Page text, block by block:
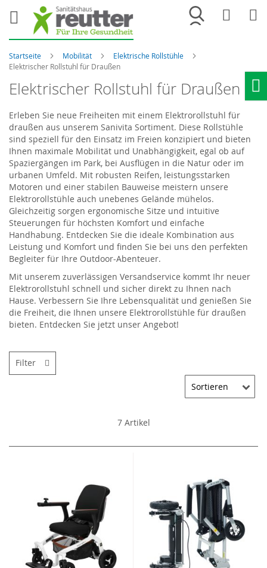
Merkliste
Startseite Mobilität
Elektrische Rollstühle
Elektrischer Rollstuhl für Draußen
Elektrischer Rollstuhl für Draußen
Erleben Sie neue Freiheiten mit einem Elektrorollstuhl für
draußen aus unserem Sanivita Sortiment. Diese Rollstühle
sind speziell für den Einsatz im Freien konzipiert und bieten
Ihnen maximale Mobilität und Unabhängigkeit, egal ob auf
Spaziergängen im Park, bei Ausflügen in die Natur oder im
urbanen Umfeld. Mit robusten Reifen, leistungsstarken
Motoren und einer stabilen Bauweise meistern unsere
Elektrorollstühle auch unebenes Gelände mühelos.
Gleichzeitig sorgen ergonomische Sitze und intuitive
Steuerungen für höchsten Komfort und einfache
Handhabung. Entdecken Sie die ideale Kombination aus
Leistung und Komfort und finden Sie bei uns den perfekten
Begleiter für Ihre Outdoor-Abenteuer.
Mit unserem zuverlässigen Versandservice kommt Ihr neuer
Elektrorollstuhl schnell und sicher direkt zu Ihnen nach
Hause. Verbessern Sie Ihre Lebensqualität und genießen Sie
die Freiheit, die Ihnen unsere Elektrorollstühle für draußen
bieten. Entdecken Sie jetzt unser Angebot!
7Artikel
Filter